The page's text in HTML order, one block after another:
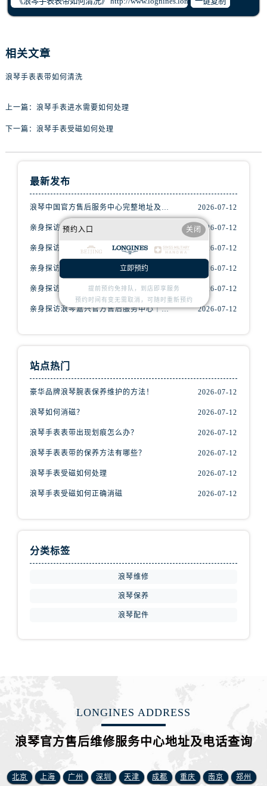
吉林省梅河口市新华街道梅河大街浪琴售后服务中心（需提前预约）
辽宁省沈阳市沈河区中街路83号亨得利名表维修授权店1楼浪琴售后服务中心（需提前预约）
北京市朝阳区建国门外大街甲6号华熙国际中心D座11层1102室浪琴售后服务中心（需提前预约）
北京市东城区东长安街1号王府井东方广场W3座6层602室浪琴售后服务中心（需提前预约）
内蒙古自治区乌海市海勃湾区人民南路浪琴售后服务中心（需提前预约）
山西省晋中市榆次区顺城街浪琴售后服务中心（需提前预约）
山西省吕梁市离石区永宁中路与建设街交叉口浪琴售后服务中心（需提前预约）
相关文章
浪琴手表表带如何清洗
上一篇： 浪琴手表进水需要如何处理
下一篇： 浪琴手表受磁如何处理
最新发布
浪琴中国官方售后服务中心完整地址及热线实地考察报告+多信源验证（2026年7月最新） 2026-07-12
2026-07-12
亲身探访浪琴南昌官方售后服务中心｜最新电话及地址（2026年7月最新） 2026-07-12
2026-07-12
亲身探访浪琴东莞官方售后服务中心｜地址与联系电话（2026年7月最新） 2026-07-12
亲身探访浪琴嘉兴官方售后服务中心｜热线电话与网点地址（2026年7月最新） 2026-07-12
站点热门
豪华品牌浪琴腕表保养维护的方法！ 2026-07-12
浪琴如何消磁？ 2026-07-12
浪琴手表表带出现划痕怎么办？ 2026-07-12
浪琴手表表带的保养方法有哪些？ 2026-07-12
浪琴手表受磁如何处理 2026-07-12
浪琴手表受磁如何正确消磁 2026-07-12
分类标签
浪琴维修
浪琴保养
浪琴配件
LONGINES ADDRESS
浪琴官方售后维修服务中心地址及电话查询
北京 上海 广州 深圳 天津 成都 重庆 南京 郑州
预约入口 关闭
立即预约
提前预约免排队，到店即享服务
预约时间有变无需取消，可随时重新预约